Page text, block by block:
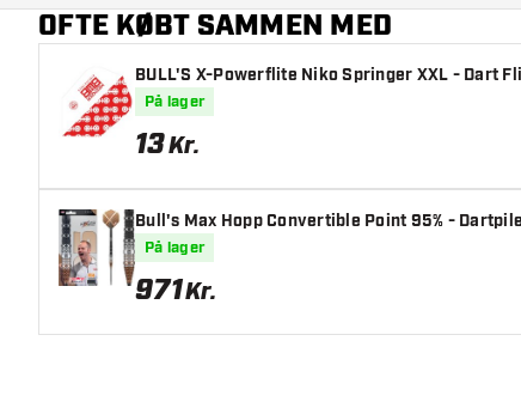
OFTE KØBT SAMMEN MED
BULL'S X-Powerflite Niko Springer XXL - Dart
På lager
13Kr.
Bull's Max Hopp Convertible Point 95% - Dartpile
På lager
971Kr.